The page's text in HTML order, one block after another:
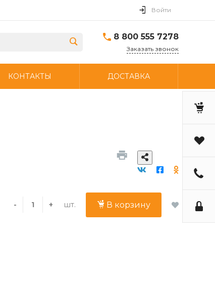
Войти
8 800 555 7278
Заказать звонок
КОНТАКТЫ ДОСТАВКА
- + шт. В корзину